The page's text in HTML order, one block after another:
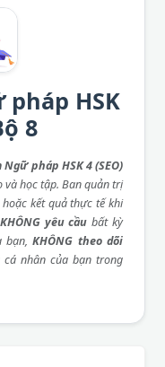
HSK
8
Ngữ pháp HSK 4 (SEO)
và học tập. Ban quản trị
kết quả thực tế khi
KHÔNG yêu cầu bất kỳ
bạn,KHÔNG theo dõi
cá nhân của bạn trong